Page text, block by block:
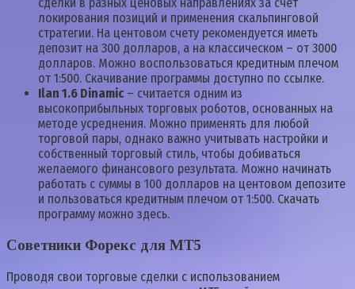
локирования позиций и применения скальпинговой
стратегии. На центовом счету рекомендуется иметь
депозит на 300 долларов, а на классическом – от 3000
долларов. Можно воспользоваться кредитным плечом
от 1:500. Скачивание программы доступно по ссылке.
Ilan 1.6 Dinamic– считается одним из
высокоприбыльных торговых роботов, основанных на
методе усреднения. Можно применять для любой
торговой пары, однако важно учитывать настройки и
собственный торговый стиль, чтобы добиваться
желаемого финансового результата. Можно начинать
работать с суммы в 100 долларов на центовом депозите
и пользоваться кредитным плечом от 1:500. Скачать
программу можно здесь.
Советники Форекс для МТ5
Проводя свои торговые сделки с использованием